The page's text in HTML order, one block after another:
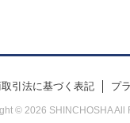
引法に基づく表記 プ
© 2026 SHINCHOSHA